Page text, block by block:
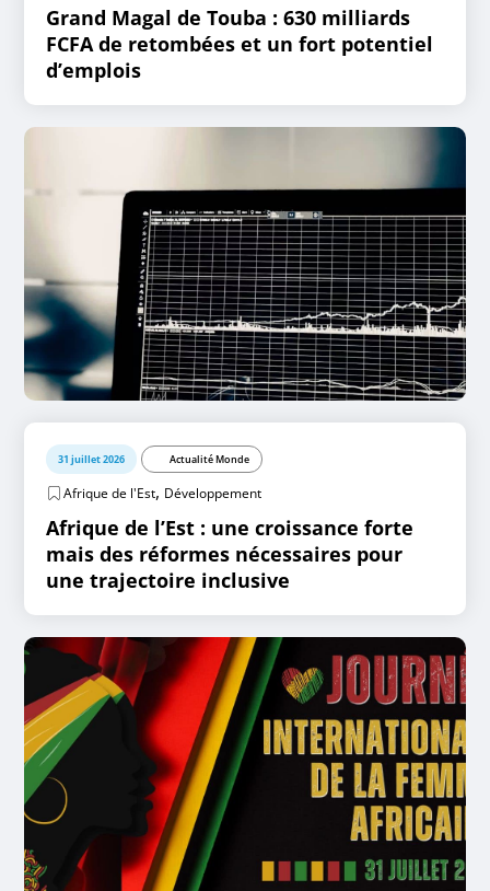
Grand Magal de Touba : 630 milliards
FCFA de retombées et un fort potentiel
d’emplois
31 juillet 2026 Actualité Monde
Afrique de l'Est, Développement
Afrique de l’Est : une croissance forte
mais des réformes nécessaires pour
une trajectoire inclusive